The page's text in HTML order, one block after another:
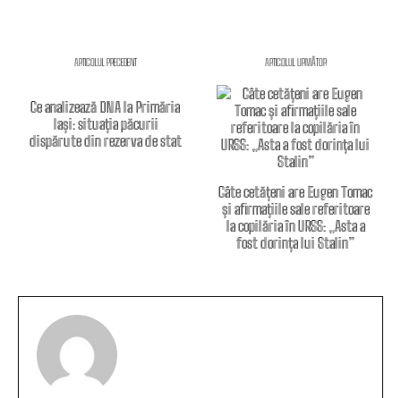
ARTICOLUL PRECEDENT
Ce analizează DNA la Primăria
Iași: situația păcurii
dispărute din rezerva de stat
ARTICOLUL URMĂTOR
Câte cetățeni are Eugen Tomac
și afirmațiile sale referitoare
la copilăria în URSS: „Asta a
fost dorința lui Stalin”